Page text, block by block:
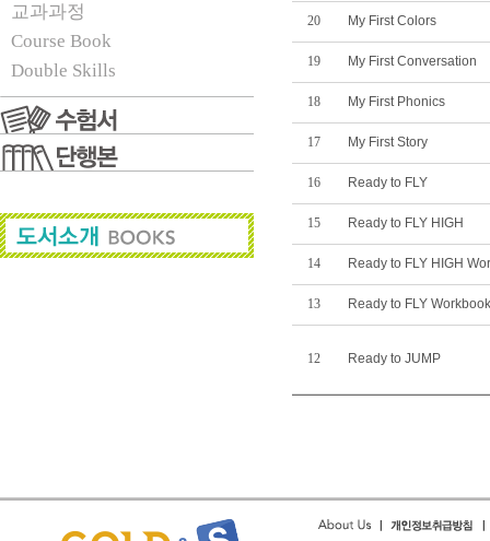
교과과정
Course Book
Double Skills
20 My First Colors
19 My First Conversation
18 My First Phonics
17 My First Story
16 Ready to FLY
15 Ready to FLY HIGH
14 Ready to FLY HIGH
13 Ready to FLY Workbook
12 Ready to JUMP